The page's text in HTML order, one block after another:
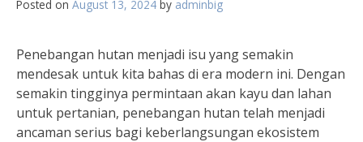
Posted on August 13, 2024 by adminbig
Penebangan hutan menjadi isu yang semakin
mendesak untuk kita bahas di era modern ini. Dengan
semakin tingginya permintaan akan kayu dan lahan
untuk pertanian, penebangan hutan telah menjadi
ancaman serius bagi keberlangsungan ekosistem